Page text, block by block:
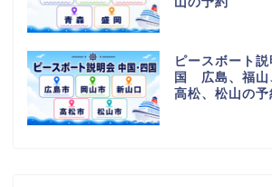
ピースボート
国 広島、福山
高松、松山の予